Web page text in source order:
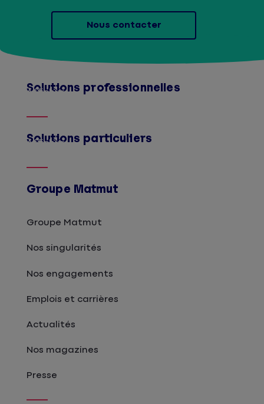
Nous contacter
Solutions professionnelles
Afficher
Solutions particuliers
Afficher
Groupe Matmut
Groupe Matmut
Nos singularités
Nos engagements
Emplois et carrières
Actualités
Nos magazines
Presse